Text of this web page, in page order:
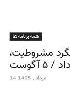
همه برنامه ها
مشروطیت،
14 مرداد , 1405